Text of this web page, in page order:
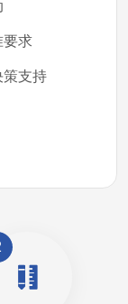
要求
策支持